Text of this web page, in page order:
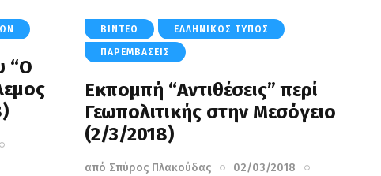
“Ο
ΒΊΝΤΕΟ ΕΛΛΗΝΙΚΌΣ ΤΎΠΟΣ
ΠΑΡΕΜΒΆΣΕΙΣ
Εκπομπή “Αντιθέσεις” περί
Γεωπολιτικής στην Μεσόγειο
(2/3/2018)
από Σπύρος Πλακούδας
02/03/2018